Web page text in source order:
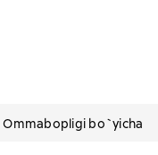
Ommabopligi bo`yicha